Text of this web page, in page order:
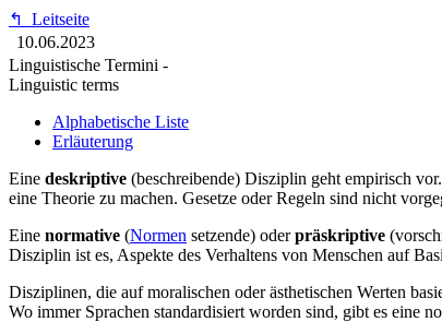
↰
Leitseite
10.06.2023
Linguistische Termini -
Linguistic terms
Alphabetische Liste
Erläuterung
Eine deskriptive (beschreibende) Disziplin geht empirisch
eine Theorie zu machen. Gesetze oder Regeln sind nicht
Eine normative (Normen setzende) oderpräskriptive
Disziplin ist es, Aspekte des Verhaltens von Menschen auf
Disziplinen, die auf moralischen oder ästhetischen Werten
Wo immer Sprachen standardisiert worden sind, gibt es eine